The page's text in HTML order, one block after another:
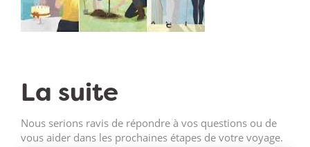
La suite
Nous serions ravis de répondre à vos questions ou de
vous aider dans les prochaines étapes de votre voyage.